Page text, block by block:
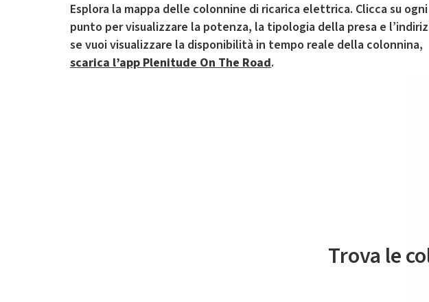
Esplora la mappa delle colonnine di ricarica elettrica. Clicca su ogni
punto per visualizzare la potenza, la tipologia della presa e
se vuoi visualizzare la disponibilità in tempo reale della colonnina,
scarica l’app Plenitude On The Road.
Il servizio di mobilità
Trova le